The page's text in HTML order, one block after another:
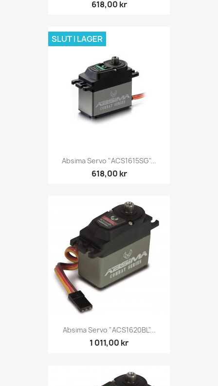
618,00 kr
Absima Servo "ACS1615SG"...
618,00 kr
SLUT I LAGER
Absima Servo "ACS1620BL"...
1 011,00 kr